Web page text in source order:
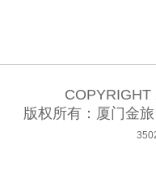
版权所有：厦门金旅